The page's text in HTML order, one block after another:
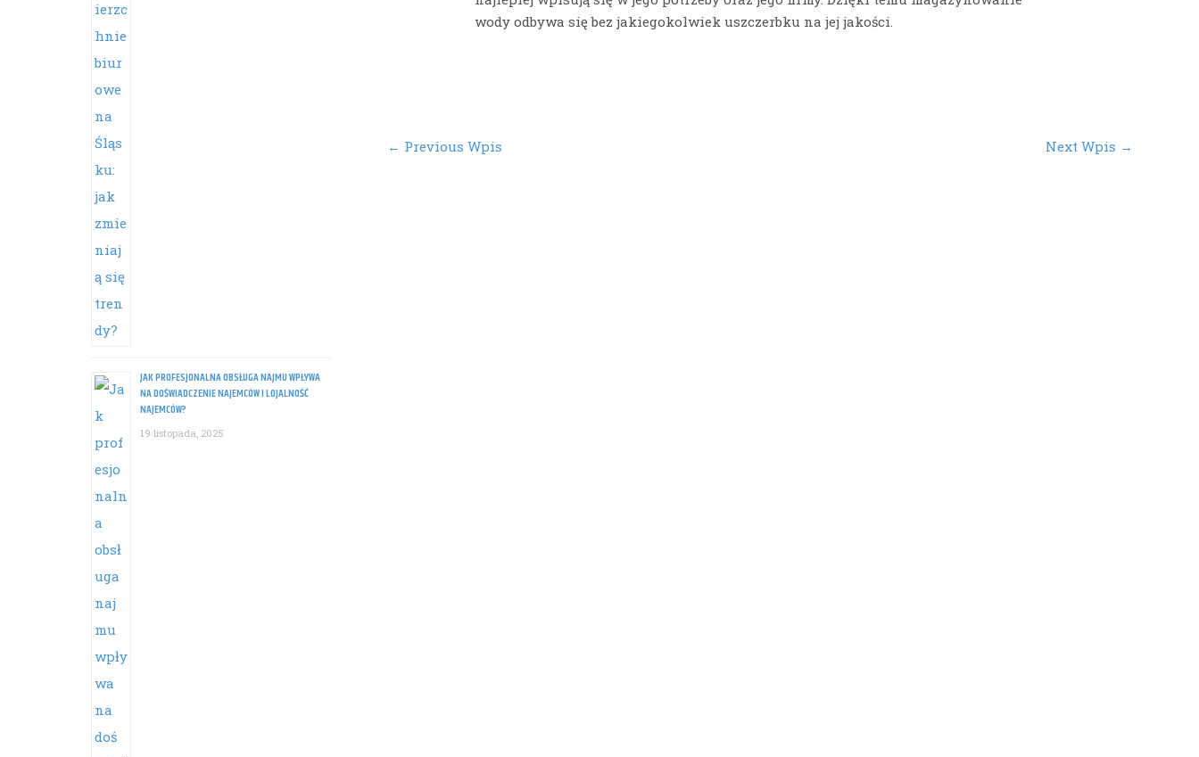
JAK PROFESJONALNA OBSŁUGA NAJMU WPŁYWA
NA DOŚWIADCZENIE NAJEMCÓW I LOJALNOŚĆ
NAJEMCÓW?
19 listopada, 2025
wody odbywa się bez jakiegokolwiek uszczerbku na jej jakości.
Post
← Previous Wpis Next Wpis →